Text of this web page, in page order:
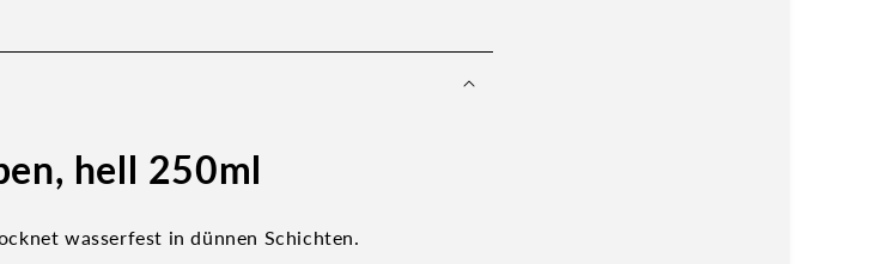
hell 250ml
wasserfest in dünnen Schichten.